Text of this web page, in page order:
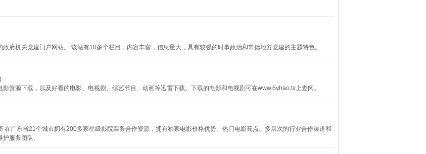
府机关党建门户网站。 该站有10多个栏目，内容丰富，信息量大，具有较强的时事政治和常德地方党建的主题特色。
资源下载，以及好看的电影、电视剧、综艺节目、动画等迅雷下载。下载的电影和电视剧可在www.6vhao.tv上查阅。
广东省21个城市拥有200多家星级影院票务合作资源，拥有独家电影价格优势、热门电影亮点、多层次的行业合作渠道和
服务团队。